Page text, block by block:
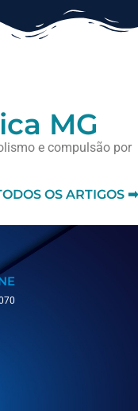
MG
e compulsão por
OS ARTIGOS ➡